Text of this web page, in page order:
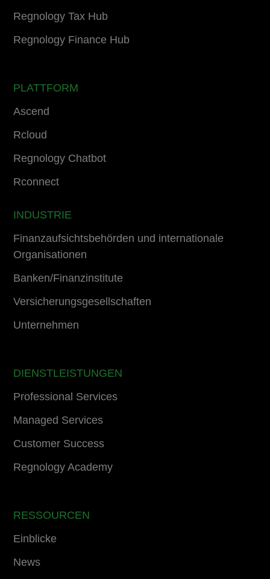
Regnology Tax Hub
Regnology Finance Hub
PLATTFORM
Ascend
Rcloud
Regnology Chatbot
Rconnect
INDUSTRIE
Finanzaufsichtsbehörden und internationale
Organisationen
Banken/Finanzinstitute
Versicherungsgesellschaften
Unternehmen
DIENSTLEISTUNGEN
Professional Services
Managed Services
Customer Success
Regnology Academy
RESSOURCEN
Einblicke
News